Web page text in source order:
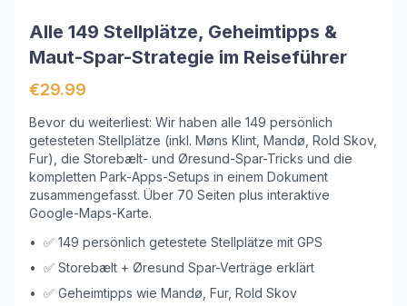
Alle 149 Stellplätze, Geheimtipps &
Maut-Spar-Strategie im Reiseführer
€29.99
Bevor du weiterliest: Wir haben alle 149 persönlich
getesteten Stellplätze (inkl. Møns Klint, Mandø, Rold Skov,
Fur), die Storebælt- und Øresund-Spar-Tricks und die
kompletten Park-Apps-Setups in einem Dokument
zusammengefasst. Über 70 Seiten plus interaktive
Google-Maps-Karte.
• ✅ 149 persönlich getestete Stellplätze mit GPS
• ✅ Storebælt + Øresund Spar-Verträge erklärt
• ✅ Geheimtipps wie Mandø, Fur, Rold Skov